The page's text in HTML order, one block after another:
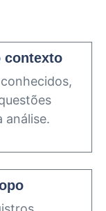
contexto
análise.